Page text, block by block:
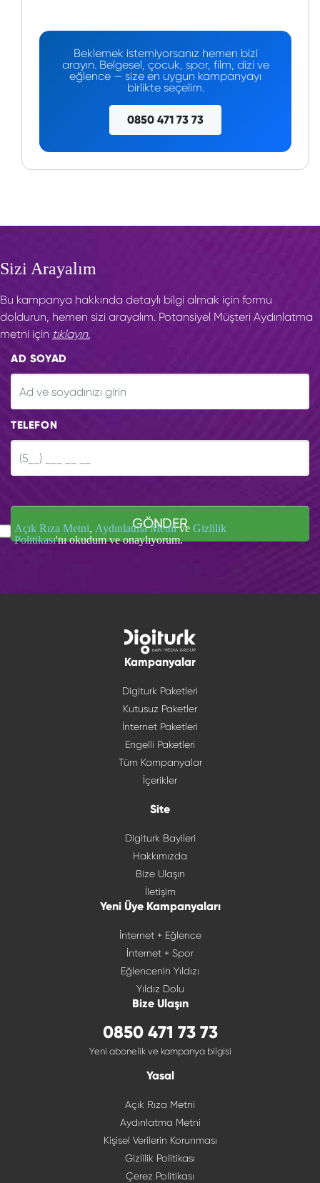
Beklemek istemiyorsanız hemen bizi
arayın. Belgesel, çocuk, spor, film, dizi ve
eğlence — size en uygun kampanyayı
birlikte seçelim.
0850 471 73 73
Sizi Arayalım
Bu kampanya hakkında detaylı bilgi almak için formu
doldurun, hemen sizi arayalım. Potansiyel Müşteri Aydınlatma
metni için tıklayın.
AD SOYAD
TELEFON
GÖNDER
Açık Rıza Metni, Aydınlatma Metnive Gizlilik
Politikası'nı okudum ve onaylıyorum.
Kampanyalar
Digiturk Paketleri
Kutusuz Paketler
İnternet Paketleri
Engelli Paketleri
Tüm Kampanyalar
İçerikler
Site
Digiturk Bayileri
Hakkımızda
Bize Ulaşın
İletişim
Yeni Üye Kampanyaları
İnternet + Eğlence
İnternet + Spor
Eğlencenin Yıldızı
Yıldız Dolu
Bize Ulaşın
0850 471 73 73
Yeni abonelik ve kampanya bilgisi
Yasal
Açık Rıza Metni
Aydınlatma Metni
Kişisel Verilerin Korunması
Gizlilik Politikası
Çerez Politikası